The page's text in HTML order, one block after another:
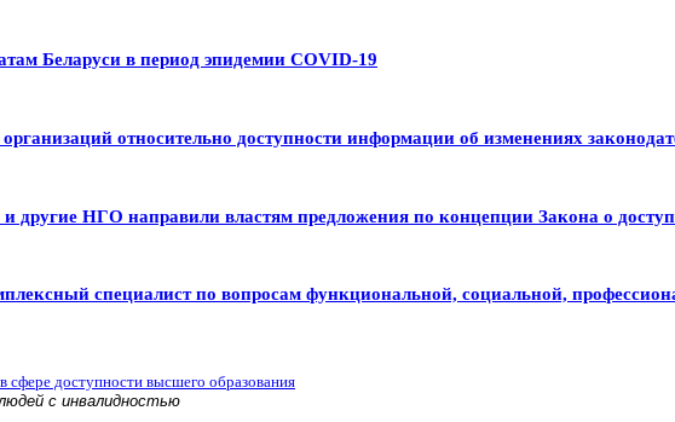
Беларуси в период эпидемии COVID-19
относительно доступности информации об изменениях
другие НГО направили властям предложения по концепции Закона о
специалист по вопросам функциональной, социальной,
доступности высшего образования
с инвалидностью